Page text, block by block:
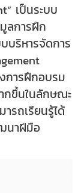
เป็นระบบ
ลการฝึก
บริหารจัดการ
การฝึกอบรม
กขึ้นในลักษณะ
รถเรียนรู้ได้
นาฝีมือ